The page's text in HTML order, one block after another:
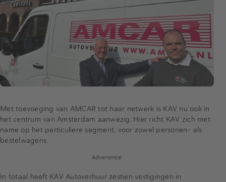
Met toevoeging van AMCAR tot haar netwerk is KAV nu ook in
het centrum van Amsterdam aanwezig. Hier richt KAV zich met
name op het particuliere segment, voor zowel personen- als
bestelwagens.
Advertentie
In totaal heeft KAV Autoverhuur zestien vestigingen in